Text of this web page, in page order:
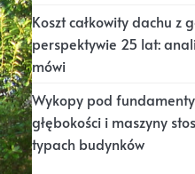
Koszt całkowity dachu z
perspektywie 25 lat:
mówi
Wykopy pod
głębokości i maszyny
typach budynków